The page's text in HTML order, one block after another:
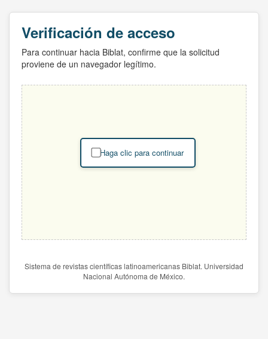
Verificación de acceso
Para continuar hacia Biblat, confirme que la solicitud
proviene de un navegador legítimo.
Haga clic para continuar
Sistema de revistas científicas latinoamericanas Biblat. Universidad
Nacional Autónoma de México.